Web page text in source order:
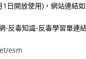
日開放使用)，網站連結如
反毒知識-反毒學習單連結
esm